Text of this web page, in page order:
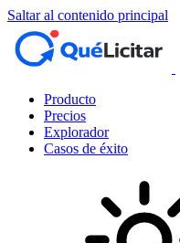
Saltar al contenido principal
Producto
Precios
Explorador
Casos de éxito